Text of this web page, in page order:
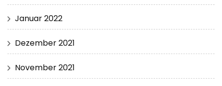
Januar 2022
Dezember 2021
November 2021